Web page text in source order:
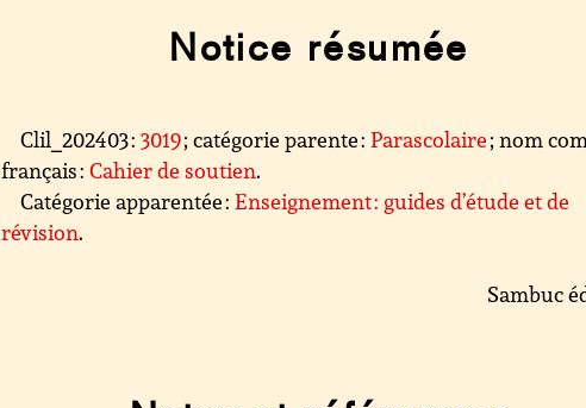
Notice résumée
Clil_202403 :3019; catégorie parente :Parascolaire; nom
français :Cahier de soutien.
Catégorie apparentée :Enseignement : guides d’étude et de
révision.
Sambuc